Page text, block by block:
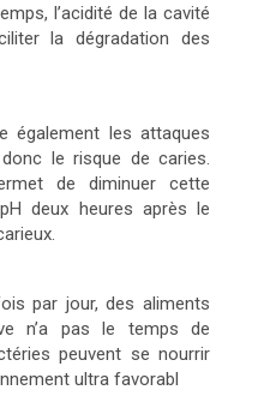
l’acidité de la cavité
la dégradation des
également les attaques
le risque de caries.
de diminuer cette
deux heures après le
par jour, des aliments
n’a pas le temps de
peuvent se nourrir
ultra favorabl